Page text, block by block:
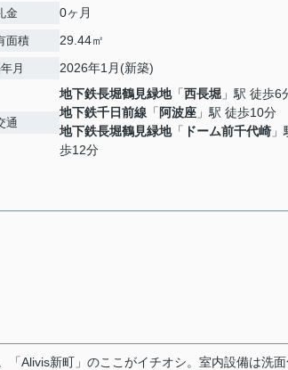
金 0ヶ月
面積 29.44㎡
月 2026年1月(新築)
通
地下鉄長堀鶴見緑地「西長堀 」駅 徒歩6
地下鉄千日前線 「 阿波座 」駅 徒歩10分
地下鉄長堀鶴見緑地「 ドーム前千代崎
歩12分
Alivis新町」のここがイチオシ。室内設備は洗